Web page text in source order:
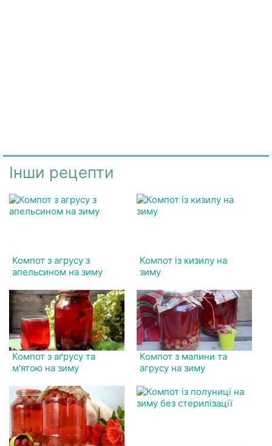
Інши рецепти
Компот з агрусу з
апельсином на зиму
Компот із кизилу на
зиму
Компот з аґрусу та
м'ятою на зиму
Компот з малини та
агрусу на зиму